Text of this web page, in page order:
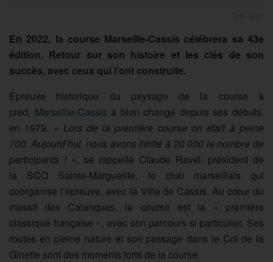
En 2022, la course Marseille-Cassis célébrera sa 43e
édition. Retour sur son histoire et les clés de son
succès, avec ceux qui l’ont construite.
Epreuve historique du paysage de la course à
pied, Marseille-Cassis a bien changé depuis ses débuts,
en 1979. « Lors de la première course on était à peine
700. Aujourd’hui, nous avons limité à 20 000 le nombre de
participants !», se rappelle Claude Ravel, président de
la SCO Sainte-Marguerite, le club marseillais qui
coorganise l’épreuve, avec la Ville de Cassis. Au cœur du
massif des Calanques, la course est la « première
classique française », avec son parcours si particulier. Ses
routes en pleine nature et son passage dans le Col de la
Ginette sont des moments forts de la course.